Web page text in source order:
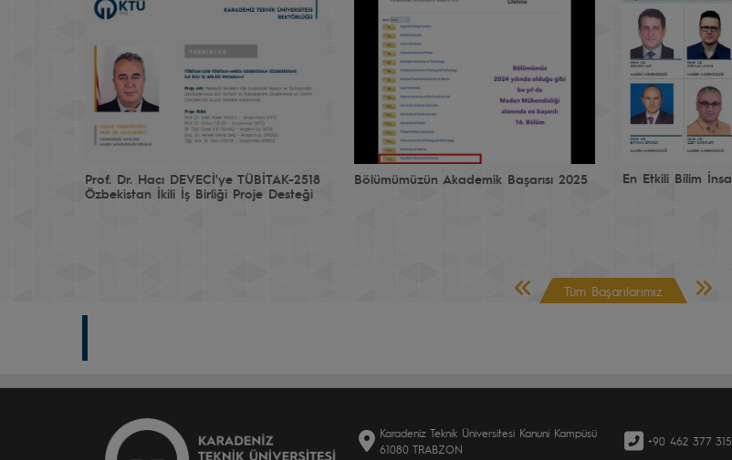
Prof. Dr. Hacı DEVECİ'ye TÜBİTAK-2518
Özbekistan İkili İş Birliği Proje Desteği
Bölümümüzün Akademik Başarısı 2025 En Etkili Bilim
Önceki SayfaTüm Başarılarımız
Karadeniz Teknik Üniversitesi Kanuni Kampüsü
61080 TRABZON
+90 462 377